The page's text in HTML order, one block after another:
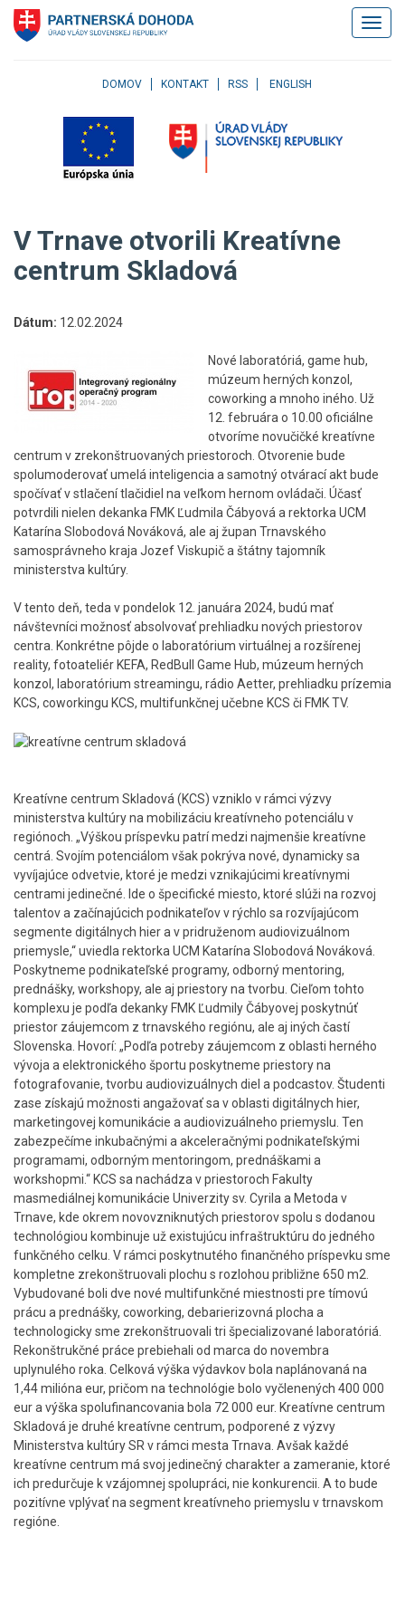
Klávesové
skratky
Skočiť
menu
na
Skočiť
pätičku
stránky
DOMOV KONTAKT RSS ENGLISH
V Trnave otvorili Kreatívne
centrum Skladová
Dátum: 12.02.2024
Nové laboratóriá, game hub,
múzeum herných konzol,
coworking a mnoho iného. Už
12. februára o 10.00 oficiálne
otvoríme novučičké kreatívne
centrum v zrekonštruovaných priestoroch. Otvorenie bude
spolumoderovať umelá inteligencia a samotný otvárací akt bude
spočívať v stlačení tlačidiel na veľkom hernom ovládači. Účasť
potvrdili nielen dekanka FMK Ľudmila Čábyová a rektorka UCM
Katarína Slobodová Nováková, ale aj župan Trnavského
samosprávneho kraja Jozef Viskupič a štátny tajomník
ministerstva kultúry.
V tento deň, teda v pondelok 12. januára 2024, budú mať
návštevníci možnosť absolvovať prehliadku nových priestorov
centra. Konkrétne pôjde o laboratórium virtuálnej a rozšírenej
reality, fotoateliér KEFA, RedBull Game Hub, múzeum herných
konzol, laboratórium streamingu, rádio Aetter, prehliadku prízemia
KCS, coworkingu KCS, multifunkčnej učebne KCS či FMK TV.
Kreatívne centrum Skladová (KCS) vzniklo v rámci výzvy
ministerstva kultúry na mobilizáciu kreatívneho potenciálu v
regiónoch. „Výškou príspevku patrí medzi najmenšie kreatívne
centrá. Svojím potenciálom však pokrýva nové, dynamicky sa
vyvíjajúce odvetvie, ktoré je medzi vznikajúcimi kreatívnymi
centrami jedinečné. Ide o špecifické miesto, ktoré slúži na rozvoj
talentov a začínajúcich podnikateľov v rýchlo sa rozvíjajúcom
segmente digitálnych hier a v pridruženom audiovizuálnom
priemysle,“ uviedla rektorka UCM Katarína Slobodová Nováková.
Poskytneme podnikateľské programy, odborný mentoring,
prednášky, workshopy, ale aj priestory na tvorbu. Cieľom tohto
komplexu je podľa dekanky FMK Ľudmily Čábyovej poskytnúť
priestor záujemcom z trnavského regiónu, ale aj iných častí
Slovenska. Hovorí: „Podľa potreby záujemcom z oblasti herného
vývoja a elektronického športu poskytneme priestory na
fotografovanie, tvorbu audiovizuálnych diel a podcastov. Študenti
zase získajú možnosti angažovať sa v oblasti digitálnych hier,
marketingovej komunikácie a audiovizuálneho priemyslu. Ten
zabezpečíme inkubačnými a akceleračnými podnikateľskými
programami, odborným mentoringom, prednáškami a
workshopmi.“ KCS sa nachádza v priestoroch Fakulty
masmediálnej komunikácie Univerzity sv. Cyrila a Metoda v
Trnave, kde okrem novovzniknutých priestorov spolu s dodanou
technológiou kombinuje už existujúcu infraštruktúru do jedného
funkčného celku. V rámci poskytnutého finančného príspevku sme
kompletne zrekonštruovali plochu s rozlohou približne 650 m2.
Vybudované boli dve nové multifunkčné miestnosti pre tímovú
prácu a prednášky, coworking, debarierizovná plocha a
technologicky sme zrekonštruovali tri špecializované laboratóriá.
Rekonštrukčné práce prebiehali od marca do novembra
uplynulého roka. Celková výška výdavkov bola naplánovaná na
1,44 milióna eur, pričom na technológie bolo vyčlenených 400 000
eur a výška spolufinancovania bola 72 000 eur. Kreatívne centrum
Skladová je druhé kreatívne centrum, podporené z výzvy
Ministerstva kultúry SR v rámci mesta Trnava. Avšak každé
kreatívne centrum má svoj jedinečný charakter a zameranie, ktoré
ich predurčuje k vzájomnej spolupráci, nie konkurencii. A to bude
pozitívne vplývať na segment kreatívneho priemyslu v trnavskom
regióne.